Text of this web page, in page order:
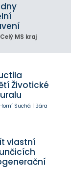
MS kraj
Životické
Horní Suchá | Bára
vlastní